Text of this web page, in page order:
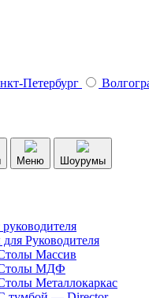
Петербург
Меню Шоурумы
Руководителя
Массив
МДФ
Металлокаркас